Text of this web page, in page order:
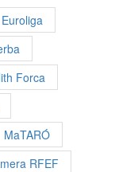
Euroliga
Forca
MaTARÓ
RFEF